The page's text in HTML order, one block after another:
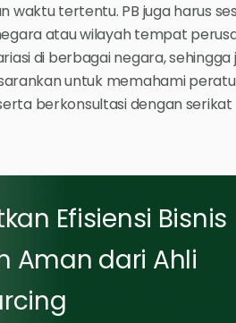
tertentu. PB juga harus
atau wilayah tempat
di berbagai negara, sehingga
untuk memahami
berkonsultasi dengan serikat
Efisiensi Bisnis
Aman dari Ahli